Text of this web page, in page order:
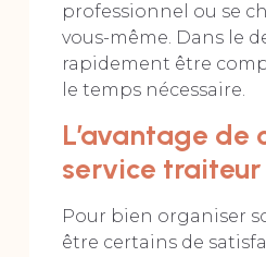
professionnel ou se
vous-même. Dans le
rapidement être
le temps nécessaire.
L’avantage de
service traiteur
Pour bien organiser
être certains de